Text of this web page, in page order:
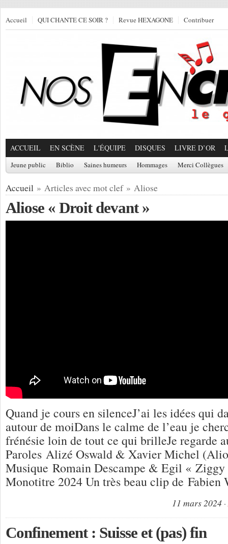
Accueil QUI CHANTE CE SOIR ? Revue HEXAGONE Contribuer
ACCUEIL EN SCÈNE L'ÉQUIPE DISQUES LIVRE D’OR
Jeune public Biblio Saines humeurs Hommages Merci Collègues
Accueil » Articles avec mot clef » Aliose
Aliose « Droit devant »
Quand je cours en silenceJ’ai les idées qui
autour de moiDans le calme de l’eau je
frénésie loin de tout ce qui brilleJe regarde
Paroles Alizé Oswald & Xavier Michel
Musique Romain Descampe & Egil « Ziggy
Monotitre 2024 Un très beau clip de
11 mars 2024
Confinement : Suisse et (pas) fin